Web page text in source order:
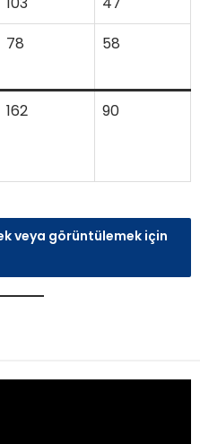
78 58
162 90
veya görüntülemek için